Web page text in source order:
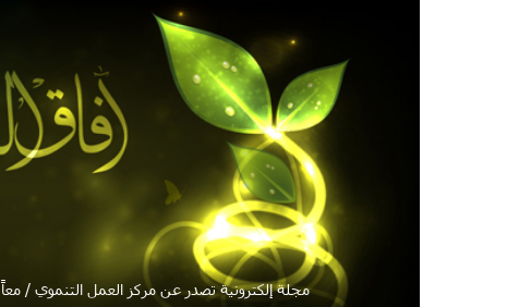
مجلة إلكترونية تصدر عن مركز العمل التنموي / معاً